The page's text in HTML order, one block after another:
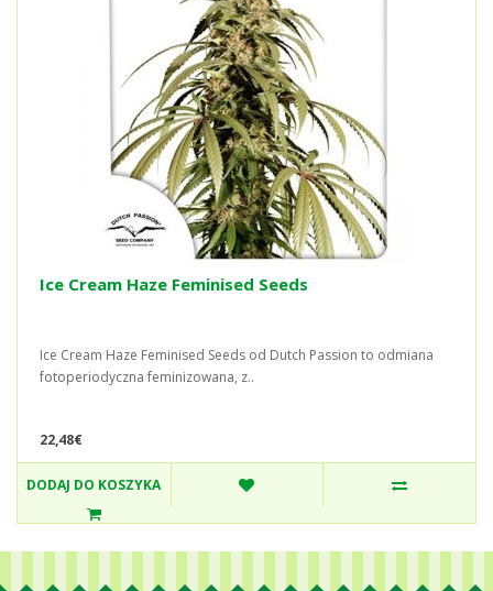
Ice Cream Haze Feminised Seeds
Ice Cream Haze Feminised Seeds od Dutch Passion to odmiana
fotoperiodyczna feminizowana, z..
22,48€
DODAJ DO KOSZYKA